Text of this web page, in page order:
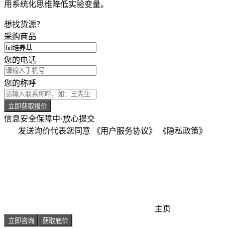
用系统化思维降低实验变量。
想找货源？
采购商品
您的电话
您的称呼
立即获取报价
信息安全保障中·放心提交
发送询价代表您同意 《用户服务协议》 《隐私政策》
主页
立即咨询 获取底价